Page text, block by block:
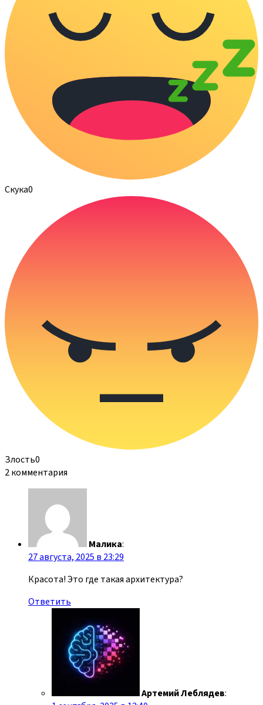
Скука0
Злость0
2 комментария
Малика:
27 августа, 2025 в 23:29
Красота! Это где такая архитектура?
Ответить
Артемий Леблядев: